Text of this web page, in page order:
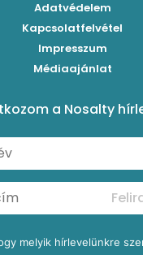
csirkelepény
kukorica salsával
kukoricasaláta
Adatvédelem
Kapcsolatfelvétel
Impresszum
Médiaajánlat
a Nosalty
melyik hírlevelünkre